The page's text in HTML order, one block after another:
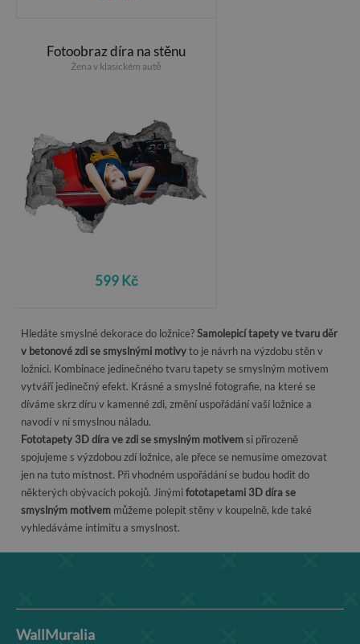
Fotoobraz díra na stěnu
Žena v klasickém autě
599 Kč
Hledáte smyslné dekorace do ložnice?Samolepicí tapety ve tvaru děr
v betonové zdi se smyslnými motivyto je návrh na výzdobu stěn v
ložnici. Kombinace jedinečného tvaru tapety se smyslným motivem
vytváří jedinečný efekt. Krásné a smyslné fotografie, na které se
díváme skrz díru v kamenné zdi, změní uspořádání vaší ložnice a
navodí v ní smyslnou náladu.
Fototapety 3D díra ve zdi se smyslným motivemsi přirozeně
spojujeme s výzdobou zdí ložnice, ale přece se nemusíme omezovat
jen na tuto místnost. Při vhodném uspořádání se budou hodit do
některých obývacích pokojů. Jinýmifototapetami 3D díra se
smyslným motivem můžeme polepit stěny v koupelně, kde také
vyhledáváme intimitu a smyslnost.
WallMuralia